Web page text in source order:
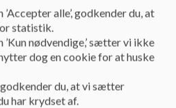
af deres skolegang.
fysiske og økonomiske
i fællesarrangementer,
vilkår.
i udskolingen forbereder
planlægges med udgangspunkt i
alle’, godkender du, at
statistik.
nødvendige,’ sætter vi ikke
dog en cookie for at huske
godkender du, at vi sætter
har krydset af.